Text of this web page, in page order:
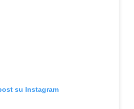
su Instagram